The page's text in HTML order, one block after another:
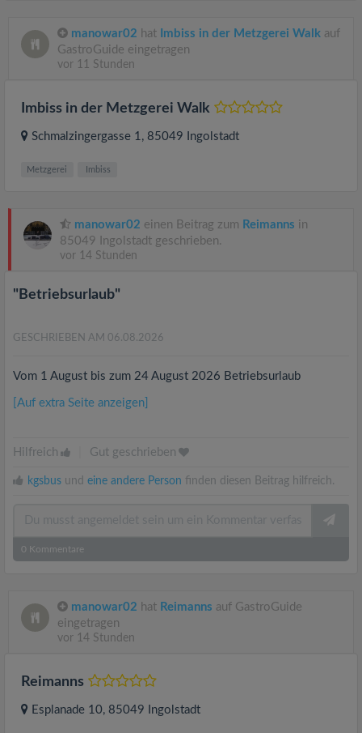
manowar02 hat Imbiss in der Metzgerei Walk auf
GastroGuide eingetragen
vor 11 Stunden
Imbiss in der Metzgerei Walk
Schmalzingergasse 1 , 85049 Ingolstadt
Metzgerei Imbiss
manowar02 einen Beitrag zum Reimanns in
85049 Ingolstadt geschrieben.
vor 14 Stunden
"Betriebsurlaub"
GESCHRIEBEN AM 06.08.2026
Vom 1 August bis zum 24 August 2026 Betriebsurlaub
[Auf extra Seite anzeigen]
Hilfreich Gut geschrieben
kgsbus und eine andere Person finden diesen Beitrag hilfreich.
0 Kommentare
manowar02 hat Reimanns auf GastroGuide
eingetragen
vor 14 Stunden
Reimanns
Esplanade 10, 85049 Ingolstadt